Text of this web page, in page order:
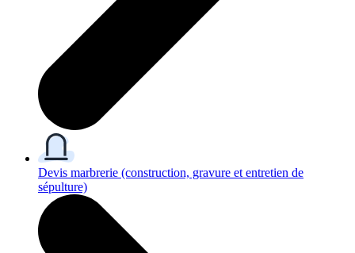
Devis marbrerie (construction, gravure et entretien de
sépulture)